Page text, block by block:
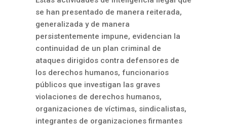
se han presentado de manera reiterada,
generalizada y de manera
persistentemente impune, evidencian la
continuidad de un plan criminal de
ataques dirigidos contra defensores de
los derechos humanos, funcionarios
públicos que investigan las graves
violaciones de derechos humanos,
organizaciones de víctimas, sindicalistas,
integrantes de organizaciones firmantes